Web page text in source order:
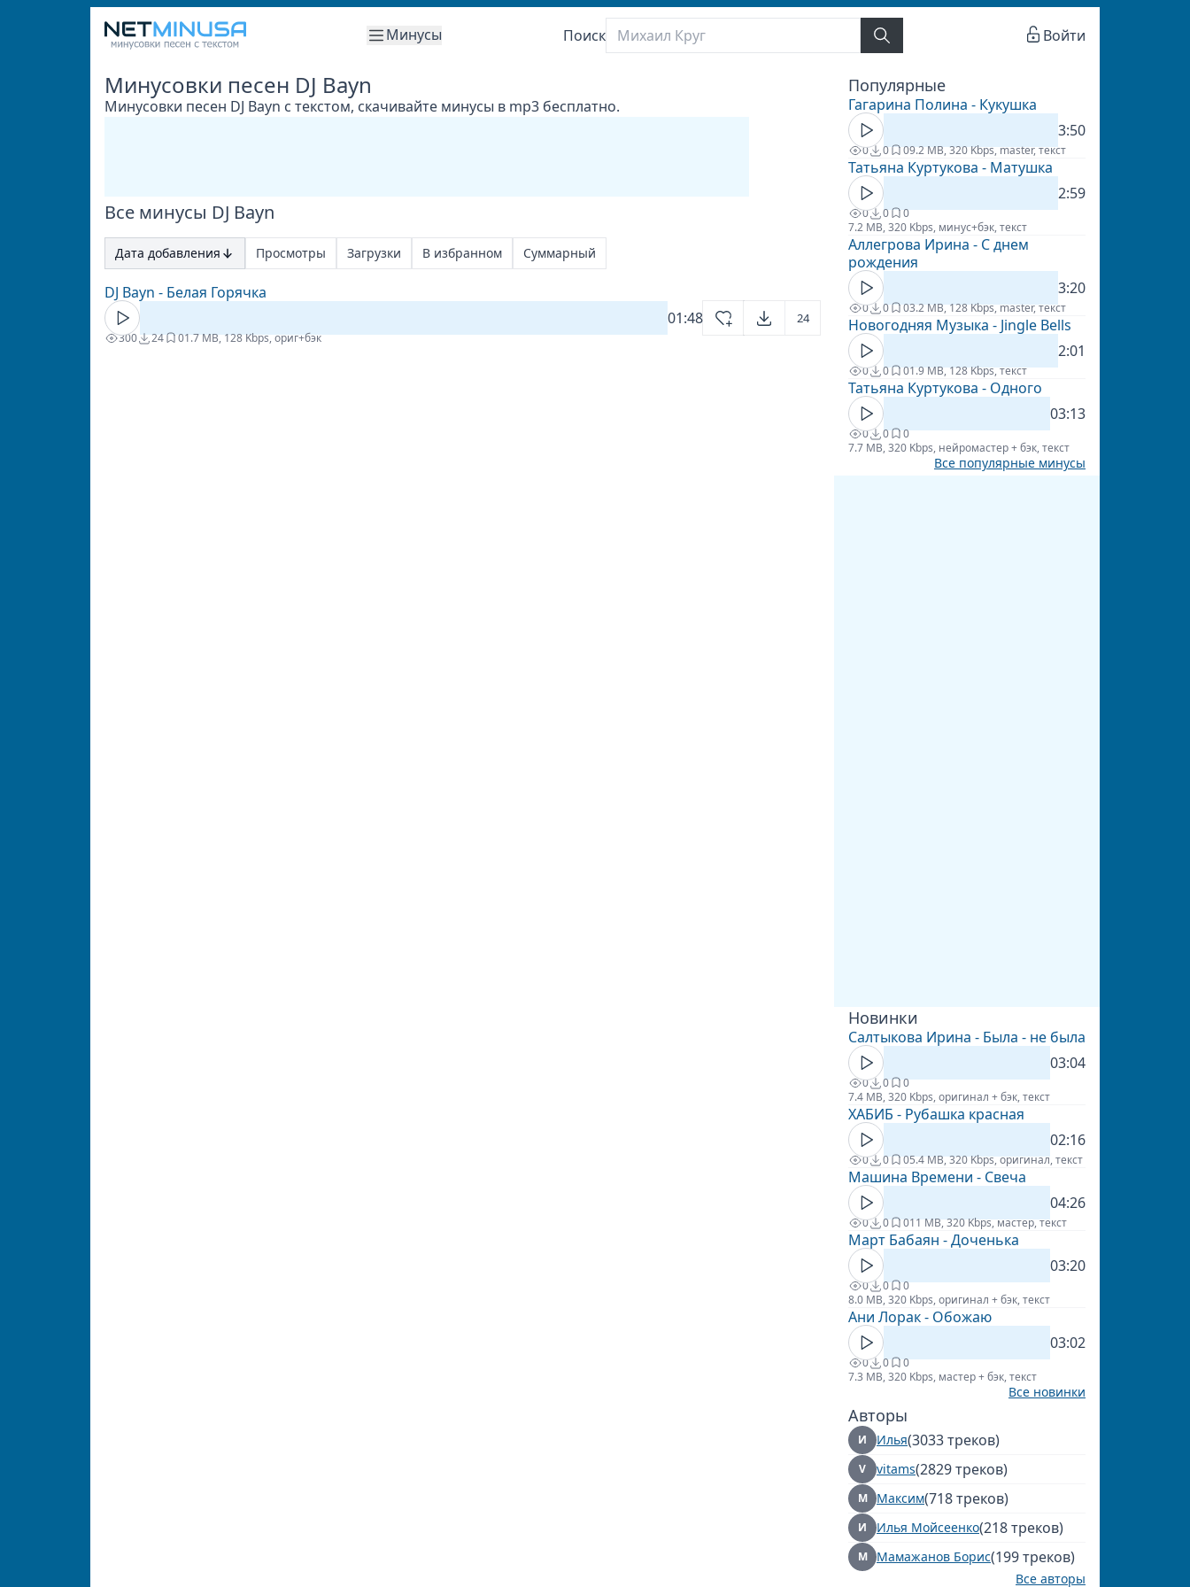
Минусы Поиск Войти
Минусовки песен DJ Bayn
Минусовки песен DJ Bayn с текстом, скачивайте минусы в mp3 бесплатно.
Все минусы DJ Bayn
Дата добавления Просмотры Загрузки В избранном Суммарный
DJ Bayn - Белая Горячка
01:48
24
300 24 01.7 MB, 128 Kbps, ориг+бэк
Популярные
Гагарина Полина - Кукушка
3:50
0 0 09.2 MB, 320 Kbps, master, текст
Татьяна Куртукова - Матушка
2:59
0 0
0
7.2 MB, 320 Kbps, минус+бэк, текст
Аллегрова Ирина - С днем
рождения
3:20
0 0 03.2 MB, 128 Kbps, master, текст
Новогодняя Музыка - Jingle Bells
2:01
0 0 01.9 MB, 128 Kbps, текст
Татьяна Куртукова - Одного
03:13
0 0
0
7.7 MB, 320 Kbps, нейромастер + бэк, текст
Все популярные минусы
Новинки
Салтыкова Ирина - Была - не была
03:04
0 0
0
7.4 MB, 320 Kbps, оригинал + бэк, текст
ХАБИБ - Рубашка красная
02:16
0 0 05.4 MB, 320 Kbps, оригинал, текст
Машина Времени - Свеча
04:26
0 0 011 MB, 320 Kbps, мастер, текст
Март Бабаян - Доченька
03:20
0 0
0
8.0 MB, 320 Kbps, оригинал + бэк, текст
Ани Лорак - Обожаю
03:02
0 0
0
7.3 MB, 320 Kbps, мастер + бэк, текст
Все новинки
Авторы
И Илья(3033 треков)
V vitams(2829 треков)
М Максим(718 треков)
И Илья Мойсеенко(218 треков)
М Мамажанов Борис(199 треков)
Все авторы